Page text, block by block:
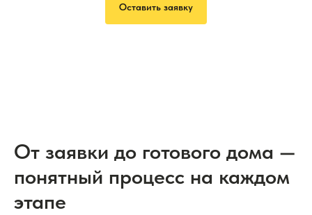
Оставить заявку
От заявки до готового дома —
понятный процесс на каждом
этапе